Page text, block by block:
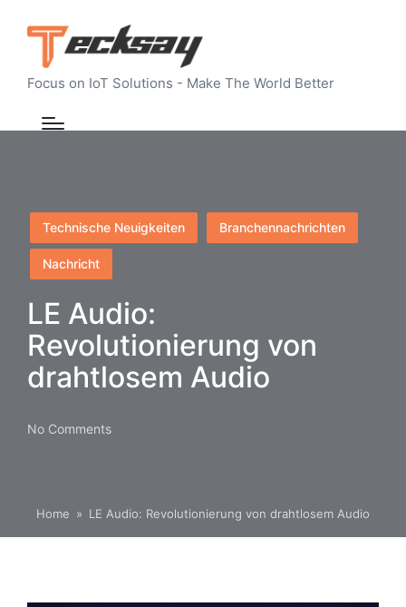
Focus on IoT Solutions - Make The World Better
Posted
in
Technische Neuigkeiten Branchennachrichten
Nachricht
LE Audio:
Revolutionierung von
drahtlosem Audio
No Comments
Home » LE Audio: Revolutionierung von drahtlosem Audio